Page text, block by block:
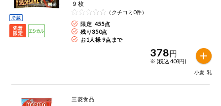
９枚
（クチコミ0件）
限定 455点
残り350点
お1人様 9点まで
378円
※ (税込 408円)
小麦 乳
三菱食品